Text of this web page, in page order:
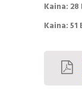
Kaina: 28
Kaina: 51